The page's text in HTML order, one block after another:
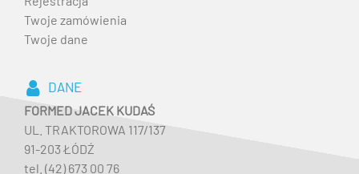
Twoje zamówienia
Twoje dane
DANE
FORMED JACEK KUDAŚ
UL. TRAKTOROWA 117/137
91-203 ŁÓDŹ
tel. (42) 673 00 76